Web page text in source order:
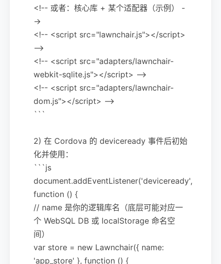
<!-- 或者：核心库 + 某个适配器（示例） -
->
<!-- <script src="lawnchair.js"></script>
-->
<!-- <script src="adapters/lawnchair-
webkit-sqlite.js"></script> -->
<!-- <script src="adapters/lawnchair-
dom.js"></script> -->
```
2) 在 Cordova 的 deviceready 事件后初始
化并使用：
```js
document.addEventListener('deviceready',
function () {
// name 是你的逻辑库名（底层可能对应一
个 WebSQL DB 或 localStorage 命名空
间）
var store = new Lawnchair({ name:
'app_store' }, function () {